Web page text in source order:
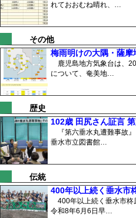
れておおむね晴れ、…
その他
梅雨明けの大隅・薩摩
鹿児島地方気象台は、
について、奄美地…
歴史
102歳 田尻さん証言
『第六垂水丸遭難事故』
垂水市立図書館…
伝統
400年以上続く垂水市
400年以上続く垂水市柊
令和8年6月6日早…